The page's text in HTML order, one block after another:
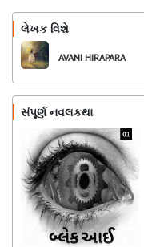
લેખક વિશે
AVANI HIRAPARA
સંપૂર્ણ નવલકથા